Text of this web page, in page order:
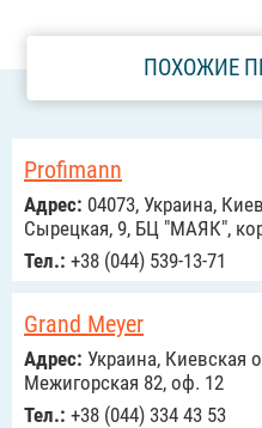
ПОХОЖИЕ
Profimann
Адрес: 04073, Украина,
Сырецкая, 9, БЦ "МАЯК",
Тел.: +38 (044) 539-13-71
Grand Meyer
Адрес: Украина, Киевская
Межигорская 82, оф. 12
Тел.: +38 (044) 334 43 53